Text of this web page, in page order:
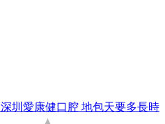
深圳愛康健口腔 地包天要多長時